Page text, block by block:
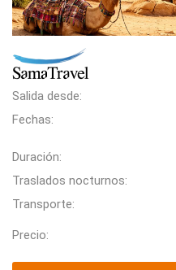
Salida desde:
Fechas:
Duración:
Traslados nocturnos:
Transporte:
Precio: